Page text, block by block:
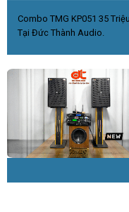
Combo TMG KP051 35 Triệu
Tại Đức Thành Audio.